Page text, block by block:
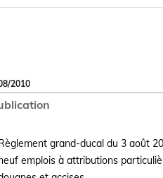
2010
Règlement grand-ducal du 3 août
emplois à attributions
le document Règlement